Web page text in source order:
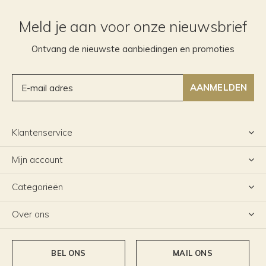
Meld je aan voor onze nieuwsbrief
Ontvang de nieuwste aanbiedingen en promoties
AANMELDEN
Klantenservice
Mijn account
Categorieën
Over ons
BEL ONS MAIL ONS